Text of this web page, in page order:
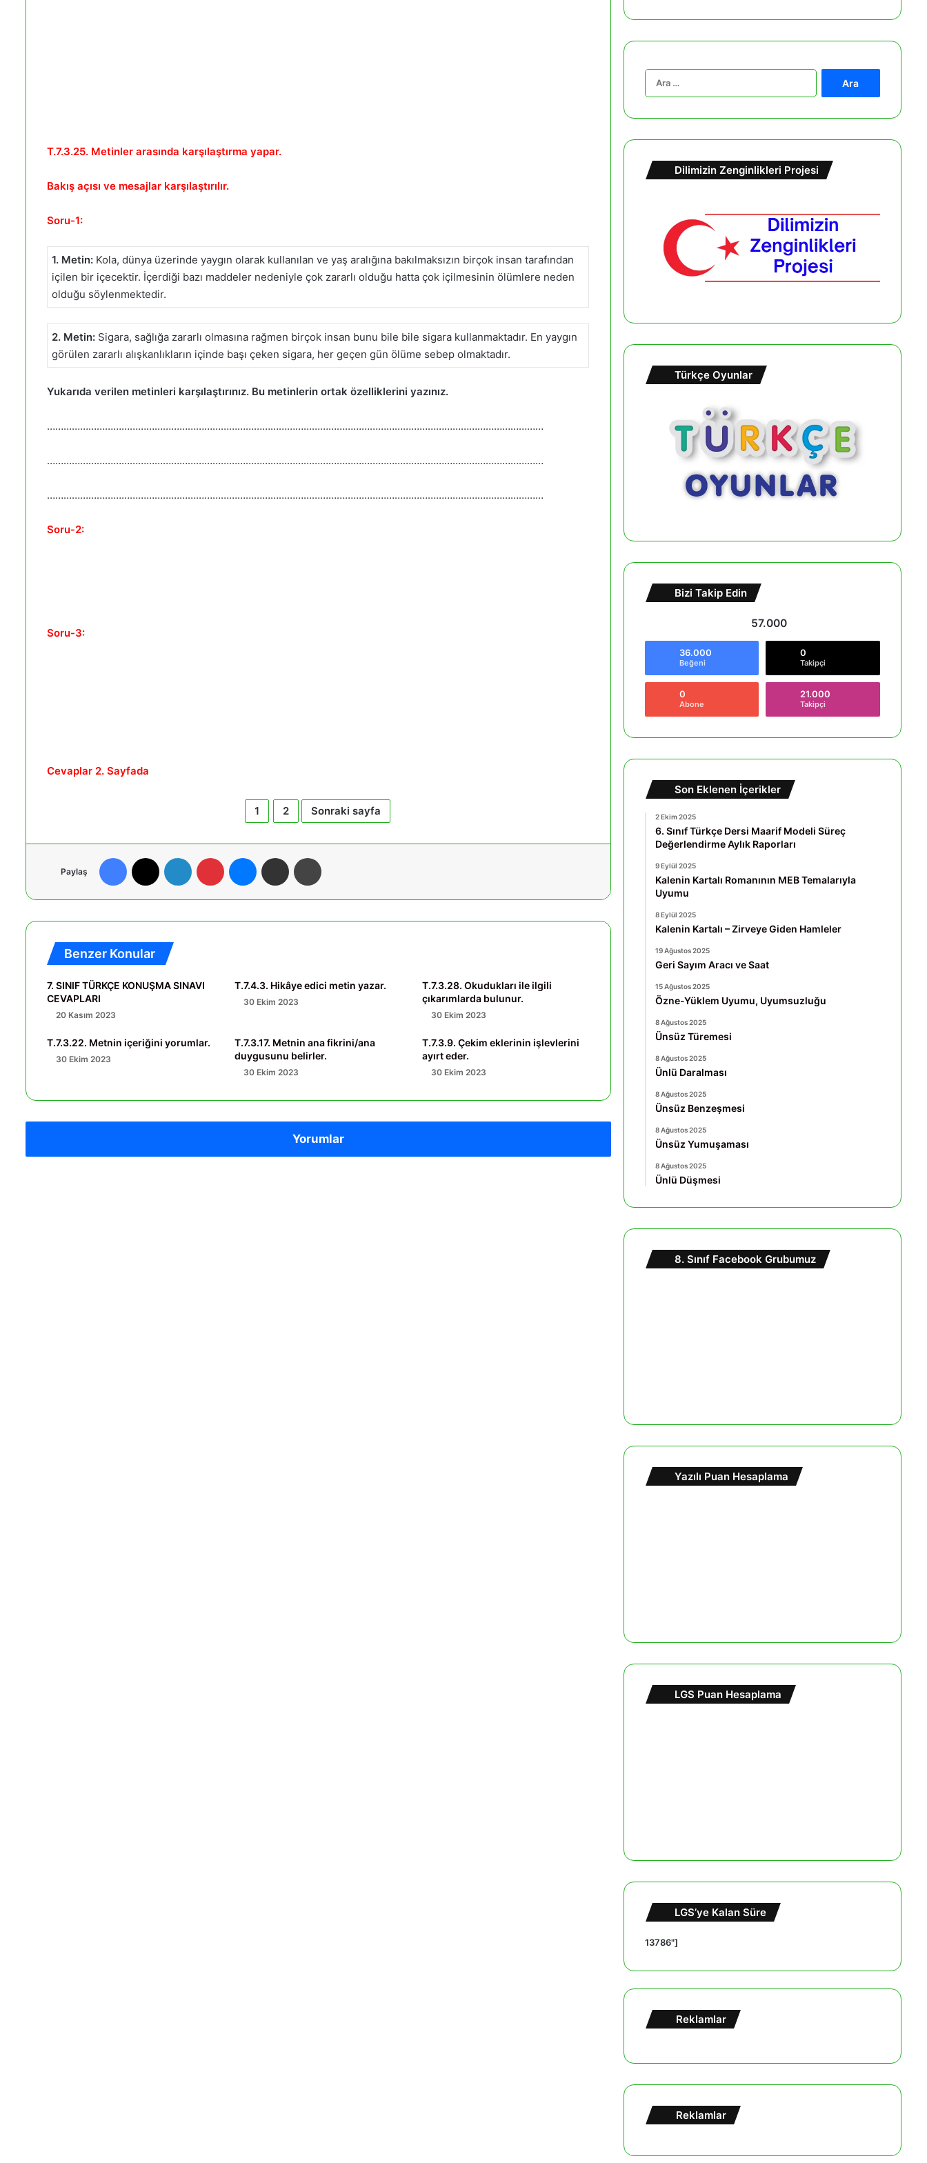
T.7.3.25. Metinler arasında karşılaştırma yapar.
Bakış açısı ve mesajlar karşılaştırılır.
Soru-1:
1. Metin: Kola, dünya üzerinde yaygın olarak kullanılan ve yaş aralığına bakılmaksızın birçok insan tarafından
içilen bir içecektir. İçerdiği bazı maddeler nedeniyle çok zararlı olduğu hatta çok içilmesinin ölümlere neden
olduğu söylenmektedir.
2. Metin: Sigara, sağlığa zararlı olmasına rağmen birçok insan bunu bile bile sigara kullanmaktadır. En yaygın
görülen zararlı alışkanlıkların içinde başı çeken sigara, her geçen gün ölüme sebep olmaktadır.
Yukarıda verilen metinleri karşılaştırınız. Bu metinlerin ortak özelliklerini yazınız.
………………………………………………………………………………………………………………………………………………………………
………………………………………………………………………………………………………………………………………………………………
………………………………………………………………………………………………………………………………………………………………
Soru-2:
Soru-3:
Cevaplar 2. Sayfada
1 2 Sonraki sayfa
Paylaş
Benzer Konular
7. SINIF TÜRKÇE KONUŞMA SINAVI
CEVAPLARI
20 Kasım 2023
T.7.4.3. Hikâye edici metin yazar.
30 Ekim 2023
T.7.3.28. Okudukları ile ilgili
çıkarımlarda bulunur.
30 Ekim 2023
T.7.3.22. Metnin içeriğini yorumlar.
30 Ekim 2023
T.7.3.17. Metnin ana fikrini/ana
duygusunu belirler.
30 Ekim 2023
T.7.3.9. Çekim eklerinin işlevlerini
ayırt eder.
30 Ekim 2023
Yorumlar
m
Dilimizin Zenginlikleri Projesi
Türkçe Oyunlar
Bizi Takip Edin
57.000
36.000
Beğeni
0
Takipçi
0
Abone
21.000
Takipçi
Son Eklenen İçerikler
2 Ekim 2025
6. Sınıf Türkçe Dersi Maarif Modeli Süreç
Değerlendirme Aylık Raporları
9 Eylül 2025
Kalenin Kartalı Romanının MEB Temalarıyla
Uyumu
8 Eylül 2025
Kalenin Kartalı – Zirveye Giden Hamleler
19 Ağustos 2025
Geri Sayım Aracı ve Saat
15 Ağustos 2025
Özne-Yüklem Uyumu, Uyumsuzluğu
8 Ağustos 2025
Ünsüz Türemesi
8 Ağustos 2025
Ünlü Daralması
8 Ağustos 2025
Ünsüz Benzeşmesi
8 Ağustos 2025
Ünsüz Yumuşaması
8 Ağustos 2025
Ünlü Düşmesi
8. Sınıf Facebook Grubumuz
Yazılı Puan Hesaplama
LGS Puan Hesaplama
LGS’ye Kalan Süre
13786"]
Reklamlar
Reklamlar